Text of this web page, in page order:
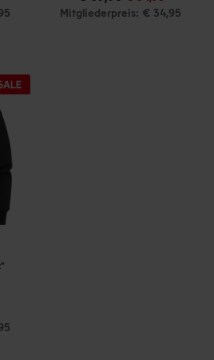
Mitgliederpreis: € 34,95